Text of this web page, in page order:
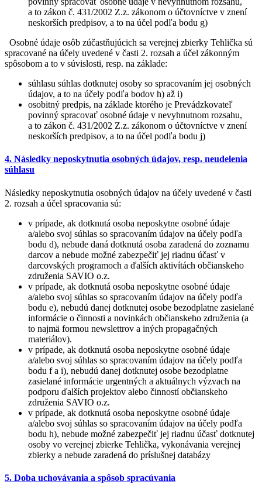
a to zákon č. 431/2002 Z.z. zákonom o účtovníctve v znení
neskorších predpisov, a to na účel podľa bodu g)
Osobné údaje osôb zúčastňujúcich sa verejnej zbierky Tehlička sú
spracované na účely uvedené v časti 2. rozsah a účel zákonným
spôsobom a to v súvislosti, resp. na základe:
súhlasu súhlas dotknutej osoby so spracovaním jej osobných
údajov, a to na účely podľa bodov h) až i)
osobitný predpis, na základe ktorého je Prevádzkovateľ
povinný spracovať osobné údaje v nevyhnutnom rozsahu,
a to zákon č. 431/2002 Z.z. zákonom o účtovníctve v znení
neskorších predpisov, a to na účel podľa bodu j)
4. Následky neposkytnutia osobných údajov, resp. neudelenia
súhlasu
Následky neposkytnutia osobných údajov na účely uvedené v časti
2. rozsah a účel spracovania sú:
v prípade, ak dotknutá osoba neposkytne osobné údaje
a/alebo svoj súhlas so spracovaním údajov na účely podľa
bodu d), nebude daná dotknutá osoba zaradená do zoznamu
darcov a nebude možné zabezpečiť jej riadnu účasť v
darcovských programoch a ďalších aktivítách občianskeho
združenia SAVIO o.z.
v prípade, ak dotknutá osoba neposkytne osobné údaje
a/alebo svoj súhlas so spracovaním údajov na účely podľa
bodu e), nebudú danej dotknutej osobe bezodplatne zasielané
informácie o činnosti a novinkách občianskeho združenia (a
to najmä formou newslettrov a iných propagačných
materiálov).
v prípade, ak dotknutá osoba neposkytne osobné údaje
a/alebo svoj súhlas so spracovaním údajov na účely podľa
bodu f a i), nebudú danej dotknutej osobe bezodplatne
zasielané informácie urgentných a aktuálnych výzvach na
podporu ďalších projektov alebo činností občianskeho
združenia SAVIO o.z.
v prípade, ak dotknutá osoba neposkytne osobné údaje
a/alebo svoj súhlas so spracovaním údajov na účely podľa
bodu h), nebude možné zabezpečiť jej riadnu účasť dotknutej
osoby vo verejnej zbierke Tehlička, vykonávania verejnej
zbierky a nebude zaradená do príslušnej databázy
5. Doba uchovávania a spôsob spracúvania